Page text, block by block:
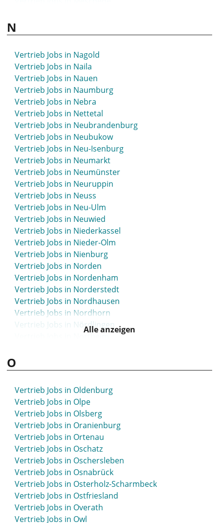
Vertrieb Jobs in Lünen
Vertrieb Jobs in Luzern
Vertrieb Jobs in Metzingen
Vertrieb Jobs in Miltenberg
Vertrieb Jobs in Minden
Vertrieb Jobs in Mittelhessen
Vertrieb Jobs in Mittenwald
Vertrieb Jobs in Mittweida
Vertrieb Jobs in Moers
Vertrieb Jobs in Mölln
Vertrieb Jobs in Mönchengladbach
Vertrieb Jobs in Montabaur
Vertrieb Jobs in Moosburg
Vertrieb Jobs in Mosbach
Vertrieb Jobs in Mössingen
Vertrieb Jobs in Mühlacker
Vertrieb Jobs in Mühldorf
Vertrieb Jobs in Mühlhausen
Vertrieb Jobs in Mülheim an der Ruhr
Vertrieb Jobs in München
Vertrieb Jobs in Münsingen
Vertrieb Jobs in Munster
Vertrieb Jobs in Münster
Vertrieb Jobs in Murnau
N
Vertrieb Jobs in Nagold
Vertrieb Jobs in Naila
Vertrieb Jobs in Nauen
Vertrieb Jobs in Naumburg
Vertrieb Jobs in Nebra
Vertrieb Jobs in Nettetal
Vertrieb Jobs in Neubrandenburg
Vertrieb Jobs in Neubukow
Vertrieb Jobs in Neu-Isenburg
Vertrieb Jobs in Neumarkt
Vertrieb Jobs in Neumünster
Vertrieb Jobs in Neuruppin
Vertrieb Jobs in Neuss
Vertrieb Jobs in Neu-Ulm
Vertrieb Jobs in Neuwied
Vertrieb Jobs in Niederkassel
Vertrieb Jobs in Nieder-Olm
Vertrieb Jobs in Nienburg
Vertrieb Jobs in Norden
Vertrieb Jobs in Nordenham
Vertrieb Jobs in Norderstedt
Vertrieb Jobs in Nordhausen
Vertrieb Jobs in Nordhorn
Vertrieb Jobs in Nördlingen
Vertrieb Jobs in Nürnberg
Vertrieb Jobs in Nürtingen
Alle anzeigen
O
Vertrieb Jobs in Oldenburg
Vertrieb Jobs in Olpe
Vertrieb Jobs in Olsberg
Vertrieb Jobs in Oranienburg
Vertrieb Jobs in Ortenau
Vertrieb Jobs in Oschatz
Vertrieb Jobs in Oschersleben
Vertrieb Jobs in Osnabrück
Vertrieb Jobs in Osterholz-Scharmbeck
Vertrieb Jobs in Ostfriesland
Vertrieb Jobs in Overath
Vertrieb Jobs in Owl